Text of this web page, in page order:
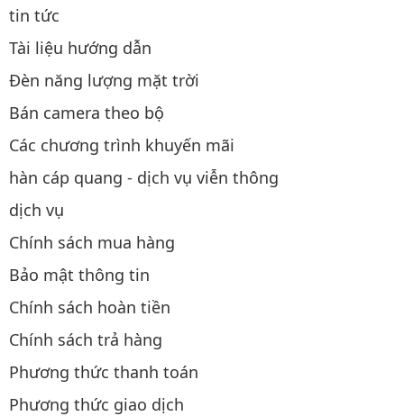
tin tức
Tài liệu hướng dẫn
Đèn năng lượng mặt trời
Bán camera theo bộ
Các chương trình khuyến mãi
hàn cáp quang - dịch vụ viễn thông
dịch vụ
Chính sách mua hàng
Bảo mật thông tin
Chính sách hoàn tiền
Chính sách trả hàng
Phương thức thanh toán
Phương thức giao dịch